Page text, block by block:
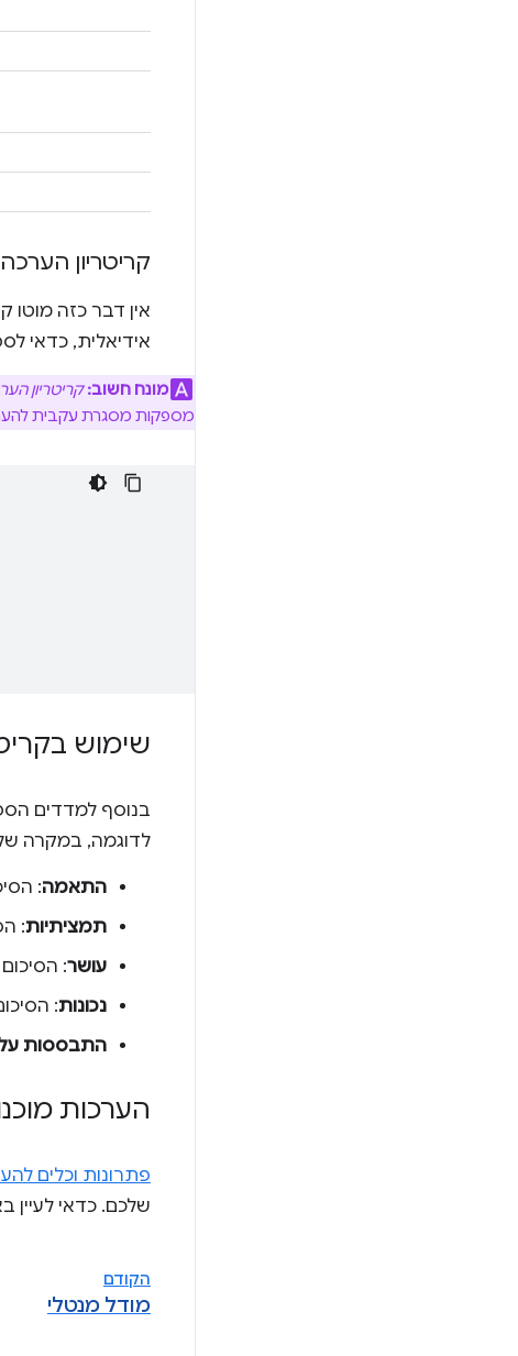
קריטריון הערכה
אידיאלית, כדאי
מונח חשוב: קריטריון
מספקות מסגרת עקבית
שימוש
בנוסף למדדים
לדוגמה, במקרה
התאמה:
תמציתיות:
עושר:
נכונות:
התבססות
הערכות
פתרונות וכלים
שלכם. כדאי לעיין
הקודם
מודל מנטלי